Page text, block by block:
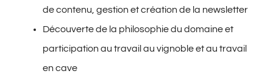
de contenu, gestion et création de la newsletter
Découverte de la philosophie du domaine et
participation au travail au vignoble et au travail
en cave